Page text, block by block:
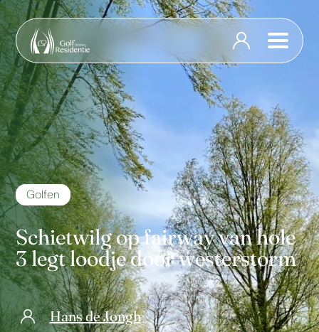
Golfen
Schietwilg op fairway van hole
3 legt loodje door westerstorm
Hans de Jongh